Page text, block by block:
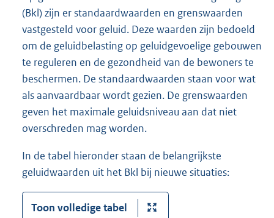
(Bkl) zijn er standaardwaarden en grenswaarden
vastgesteld voor geluid. Deze waarden zijn bedoeld
om de geluidbelasting op geluidgevoelige gebouwen
te reguleren en de gezondheid van de bewoners te
beschermen. De standaardwaarden staan voor wat
als aanvaardbaar wordt gezien. De grenswaarden
geven het maximale geluidsniveau aan dat niet
overschreden mag worden.
In de tabel hieronder staan de belangrijkste
geluidwaarden uit het Bkl bij nieuwe situaties:
Toon volledige tabel